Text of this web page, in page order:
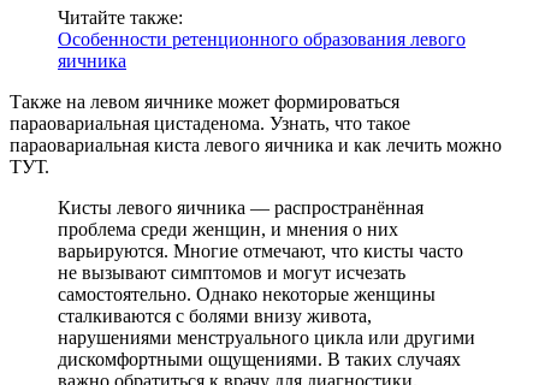
Читайте также:
Особенности ретенционного образования левого
яичника
Также на левом яичнике может формироваться
параовариальная цистаденома. Узнать, что такое
параовариальная киста левого яичника и как лечить можно
ТУТ.
Кисты левого яичника — распространённая
проблема среди женщин, и мнения о них
варьируются. Многие отмечают, что кисты часто
не вызывают симптомов и могут исчезать
самостоятельно. Однако некоторые женщины
сталкиваются с болями внизу живота,
нарушениями менструального цикла или другими
дискомфортными ощущениями. В таких случаях